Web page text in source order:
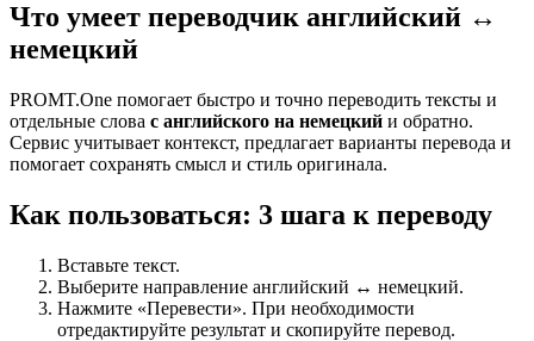
Что умеет переводчик английский ↔
немецкий
PROMT.One помогает быстро и точно переводить тексты и
отдельные слова с английского на немецкий и обратно.
Сервис учитывает контекст, предлагает варианты перевода и
помогает сохранять смысл и стиль оригинала.
Как пользоваться: 3 шага к переводу
Вставьте текст.
Выберите направление английский ↔ немецкий.
Нажмите «Перевести». При необходимости
отредактируйте результат и скопируйте перевод.